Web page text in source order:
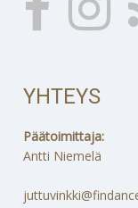
YHTEYS
Päätoimittaja:
Antti Niemelä